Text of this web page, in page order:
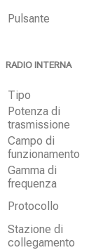
Pulsante
RADIO INTERNA
Tipo
Potenza di
trasmissione
Campo di
funzionamento
Gamma di
frequenza
Protocollo
Stazione di
collegamento